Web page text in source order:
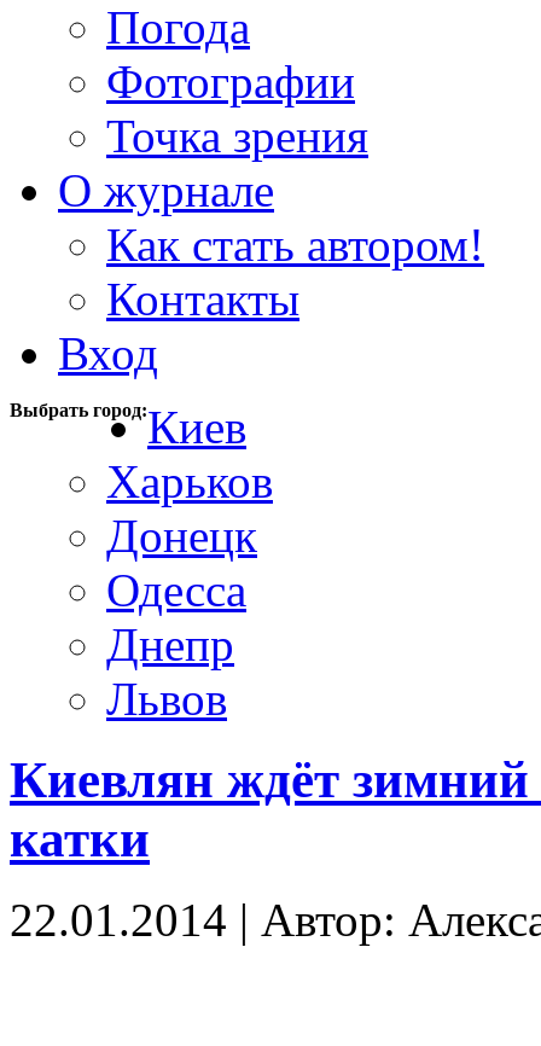
Погода
Фотографии
Точка зрения
О журнале
Как стать автором!
Контакты
Вход
Выбрать город:Киев
Харьков
Донецк
Одесса
Днепр
Львов
Киевлян ждёт зимний
катки
22.01.2014 | Автор: